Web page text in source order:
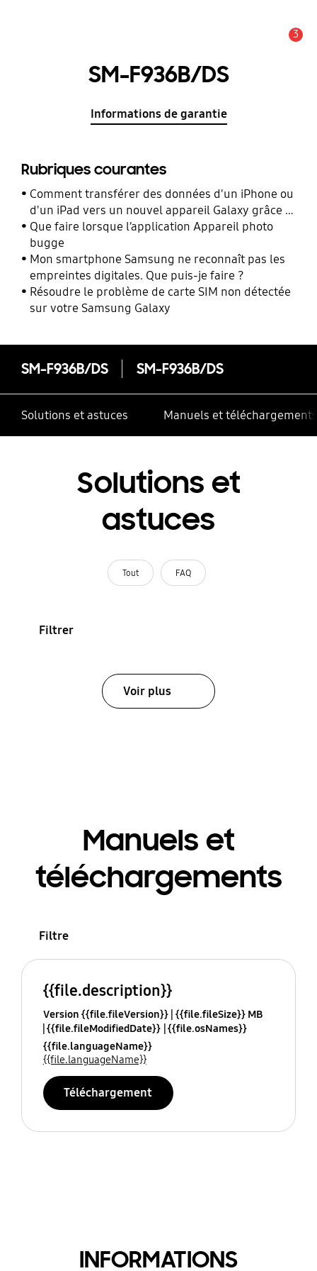
3
SM-F936B/DS
Informations de garantie
Rubriques courantes
Comment transférer des données d'un iPhone ou
d'un iPad vers un nouvel appareil Galaxy grâce à
Smart Switch ?
Que faire lorsque l’application Appareil photo
bugge
Mon smartphone Samsung ne reconnaît pas les
empreintes digitales. Que puis-je faire ?
Résoudre le problème de carte SIM non détectée
sur votre Samsung Galaxy
SM-F936B/DS SM-F936B/DS
Solutions et astuces Manuels et téléchargements
Solutions et
astuces
Tout FAQ
Filtrer
Voir plus
Manuels et
téléchargements
Filtre
{{file.description}}
Version {{file.fileVersion}} {{file.fileSize}} MB
{{file.fileModifiedDate}} {{file.osNames}}
{{file.languageName}}
{{file.languageName}}
Téléchargement
INFORMATIONS